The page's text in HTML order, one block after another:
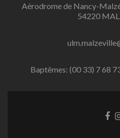
Aérodrome de Nancy-
54220
Baptêmes: (00 33) 7 68
L L